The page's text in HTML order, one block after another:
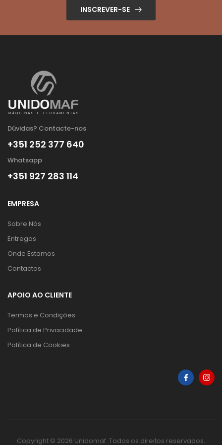
INSCREVER-SE
Dúvidas? Contacte-nos
+351 252 377 640
Whatsapp
+351 927 283 114
EMPRESA
Sobre Nós
Entregas
Onde Estamos
Contactos
APOIO AO CLIENTE
Termos e Condições
Política de Privacidade
Política de Cookies
Copyright © 2026 Unidomaf. Todos os direitos reservados.